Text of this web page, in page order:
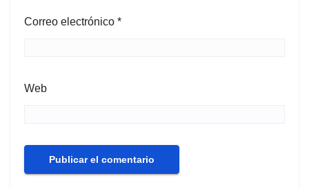
Correo electrónico *
Web